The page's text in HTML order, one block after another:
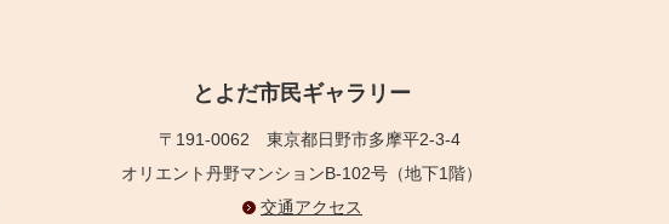
とよだ市民ギャラリー
〒191-0062 東京都日野市多摩平2-3-4
オリエント丹野マンションB-102号（地下1階）
交通アクセス